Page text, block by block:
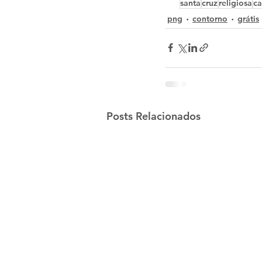
santacruzreligiosa
png
contorno grátis
Posts Relacionados